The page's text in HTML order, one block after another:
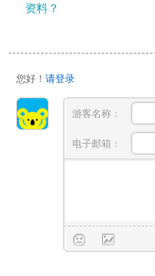
资料？
您好！ 请登录
游客名称：
电子邮箱：